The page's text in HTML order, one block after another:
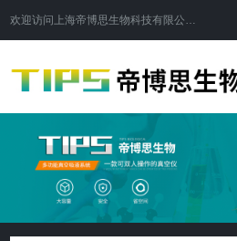
欢迎访问 上海帝博思生物科技有限公司